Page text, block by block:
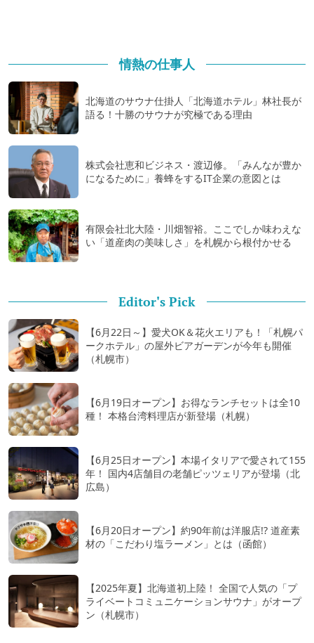
情熱の仕事人
北海道のサウナ仕掛人「北海道ホテル」林社長が
語る！十勝のサウナが究極である理由
株式会社恵和ビジネス・渡辺修。「みんなが豊か
になるために」養蜂をするIT企業の意図とは
有限会社北大陸・川畑智裕。ここでしか味わえな
い「道産肉の美味しさ」を札幌から根付かせる
Editor's Pick
【6月22日～】愛犬OK＆花火エリアも！「札幌パ
ークホテル」の屋外ビアガーデンが今年も開催
（札幌市）
【6月19日オープン】お得なランチセットは全10
種！ 本格台湾料理店が新登場（札幌）
【6月25日オープン】本場イタリアで愛されて155
年！ 国内4店舗目の老舗ピッツェリアが登場（北
広島）
【6月20日オープン】約90年前は洋服店!? 道産素
材の「こだわり塩ラーメン」とは（函館）
【2025年夏】北海道初上陸！ 全国で人気の「プ
ライベートコミュニケーションサウナ」がオープ
ン（札幌市）